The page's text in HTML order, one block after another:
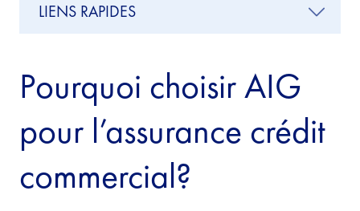
Pourquoi choisir AIG
pour l’assurance crédit
commercial?
LIENS RAPIDES